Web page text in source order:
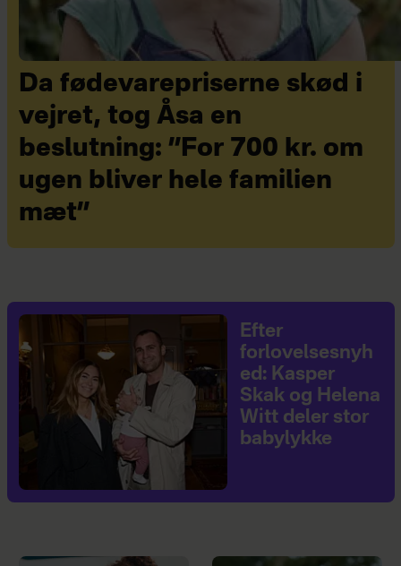
Da fødevarepriserne skød i
vejret, tog Åsa en
beslutning: ”For 700 kr. om
ugen bliver hele familien
mæt”
Efter
forlovelsesnyh
ed: Kasper
Skak og Helena
Witt deler stor
babylykke